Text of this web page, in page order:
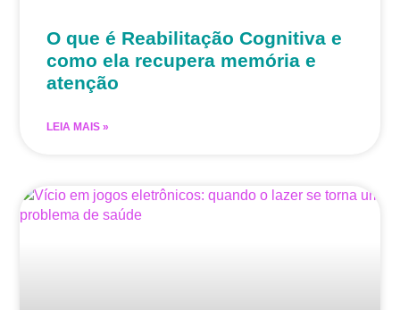
O que é Reabilitação Cognitiva e
como ela recupera memória e
atenção
LEIA MAIS »